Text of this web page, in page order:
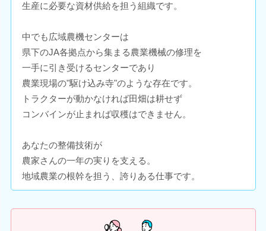
生産に必要な資材供給を担う組織です。
中でも広域農機センターは
県下のJA各拠点から集まる農業機械の修理を
一手に引き受けるセンターであり
農業現場の"駆け込み寺"のような存在です。
トラクターが動かなければ田畑は耕せず
コンバインが止まれば収穫はできません。
あなたの整備技術が
農家さんの一年の実りを支える。
地域農業の根幹を担う、誇りある仕事です。